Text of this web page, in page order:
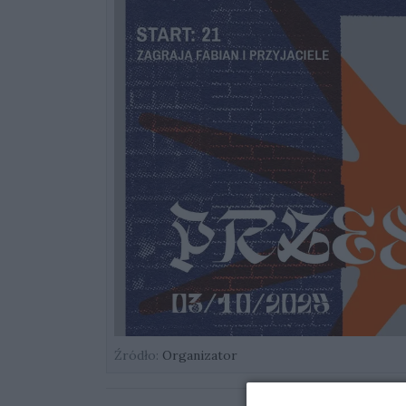
Źródło: Organizator